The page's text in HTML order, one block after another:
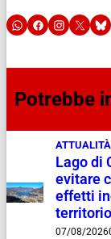
Potrebbe
ATTUALITÀ
Lago di
evitare
effetti
07/08/2026